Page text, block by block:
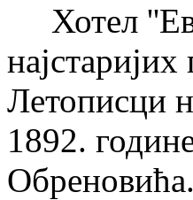
Хотел
Летописци
1892.
Обреновића.